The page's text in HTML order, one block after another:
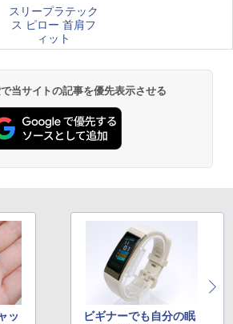
スリープラテック
ス ピロー 首肩フ
ィット
当サイトの記事を優先表示させる
ッ
ビギナーでも自分の眠